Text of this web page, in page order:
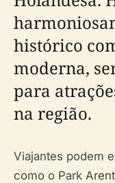
histórico
moderna,
para
na região.
Viajantes podem
como o Park